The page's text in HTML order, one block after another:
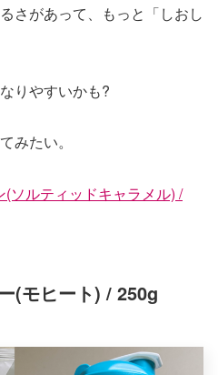
さがあって、もっと「しおし
りやすいかも?
みたい。
ソルティッドキャラメル) /
(モヒート) / 250g